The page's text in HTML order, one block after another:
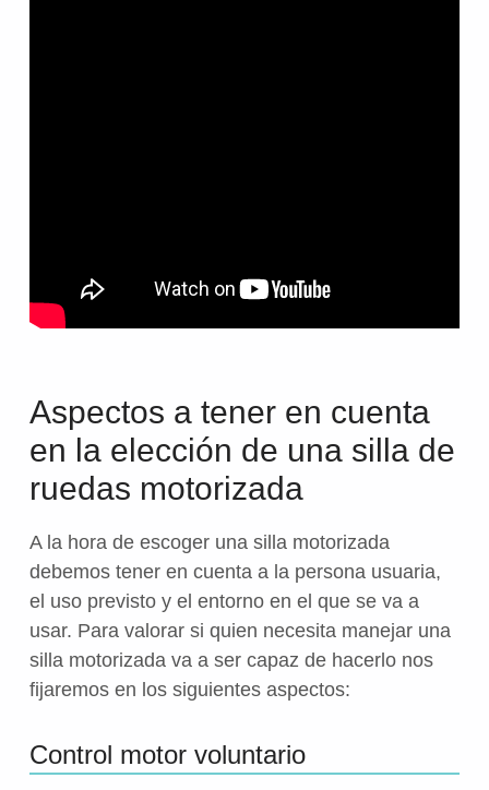
Aspectos a tener en cuenta
en la elección de una silla de
ruedas motorizada
A la hora de escoger una silla motorizada
debemos tener en cuenta a la persona usuaria,
el uso previsto y el entorno en el que se va a
usar. Para valorar si quien necesita manejar una
silla motorizada va a ser capaz de hacerlo nos
fijaremos en los siguientes aspectos:
Control motor voluntario